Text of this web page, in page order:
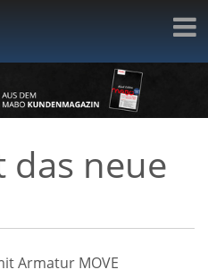
das neue
Armatur MOVE